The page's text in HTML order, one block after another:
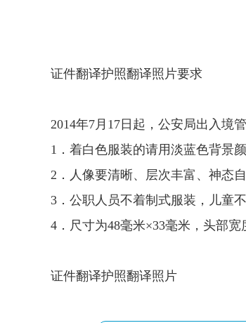
证件翻译护照翻译照片要求
2014年7月17日起，公安局出入境
1．着白色服装的请用淡蓝色背景
2．人像要清晰、层次丰富、神态
3．公职人员不着制式服装，儿童
4．尺寸为48毫米×33毫米，头部宽
证件翻译护照翻译照片